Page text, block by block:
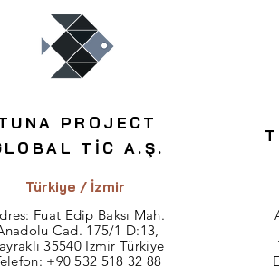
PROJECT
TİC A.Ş.
Türkiye / İzmir
Fuat Edip Baksı Mah.
Cad. 175/1 D:13,
35540 Izmir Türkiye
+90 532 518 32 88